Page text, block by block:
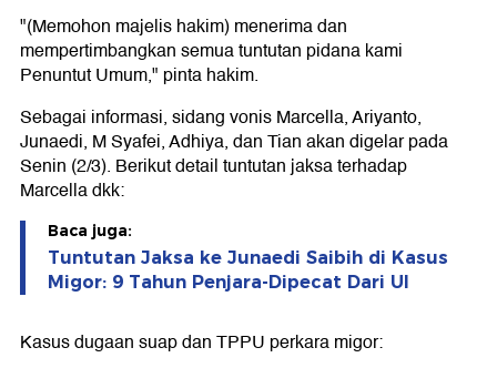
"(Memohon majelis hakim) menerima dan
mempertimbangkan semua tuntutan pidana kami
Penuntut Umum," pinta hakim.
Sebagai informasi, sidang vonis Marcella, Ariyanto,
Junaedi, M Syafei, Adhiya, dan Tian akan digelar pada
Senin (2/3). Berikut detail tuntutan jaksa terhadap
Marcella dkk:
Baca juga:
Tuntutan Jaksa ke Junaedi Saibih di Kasus
Migor: 9 Tahun Penjara-Dipecat Dari UI
Kasus dugaan suap dan TPPU perkara migor: